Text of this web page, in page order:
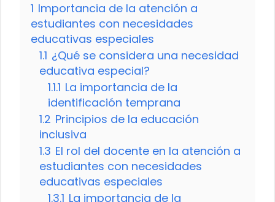
1 Importancia de la atención a
estudiantes con necesidades
educativas especiales
1.1 ¿Qué se considera una necesidad
educativa especial?
1.1.1 La importancia de la
identificación temprana
1.2 Principios de la educación
inclusiva
1.3 El rol del docente en la atención a
estudiantes con necesidades
educativas especiales
1.3.1 La importancia de la